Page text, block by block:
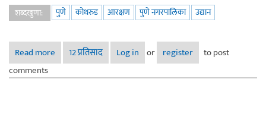
शब्दखुणा:
पुणे कोथरुड आरक्षण पुणे नगरपालिका उद्यान
Read more
about कोथरूडच्या सर्व्हे क्रमांक 44 वरील उद्यानाचे आरक्षण उठवून
ती जागा निवासी / व्यापारी करण्यास विरोध
12 प्रतिसाद Log in or register
to post
comments